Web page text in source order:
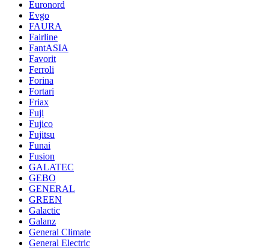
Euronord
Evgo
FAURA
Fairline
FantASIA
Favorit
Ferroli
Forina
Fortari
Friax
Fuji
Fujico
Fujitsu
Funai
Fusion
GALATEC
GEBO
GENERAL
GREEN
Galactic
Galanz
General Climate
General Electric